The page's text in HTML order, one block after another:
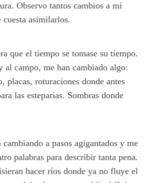
Observo tantos cambios a mi
cuesta asimilarlos.
que el tiempo se tomase su tiempo.
al campo, me han cambiado algo:
placas, roturaciones donde antes
las esteparias. Sombras donde
cambiando a pasos agigantados y me
palabras para describir tanta pena.
hacer ríos donde ya no fluye el